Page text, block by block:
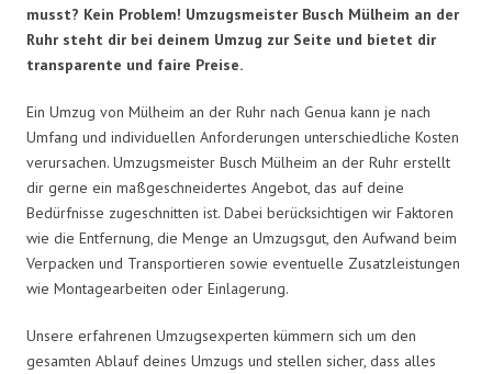
musst? Kein Problem! Umzugsmeister Busch Mülheim an der
Ruhr steht dir bei deinem Umzug zur Seite und bietet dir
transparente und faire Preise.
Ein Umzug von Mülheim an der Ruhr nach Genua kann je nach
Umfang und individuellen Anforderungen unterschiedliche Kosten
verursachen. Umzugsmeister Busch Mülheim an der Ruhr erstellt
dir gerne ein maßgeschneidertes Angebot, das auf deine
Bedürfnisse zugeschnitten ist. Dabei berücksichtigen wir Faktoren
wie die Entfernung, die Menge an Umzugsgut, den Aufwand beim
Verpacken und Transportieren sowie eventuelle Zusatzleistungen
wie Montagearbeiten oder Einlagerung.
Unsere erfahrenen Umzugsexperten kümmern sich um den
gesamten Ablauf deines Umzugs und stellen sicher, dass alles